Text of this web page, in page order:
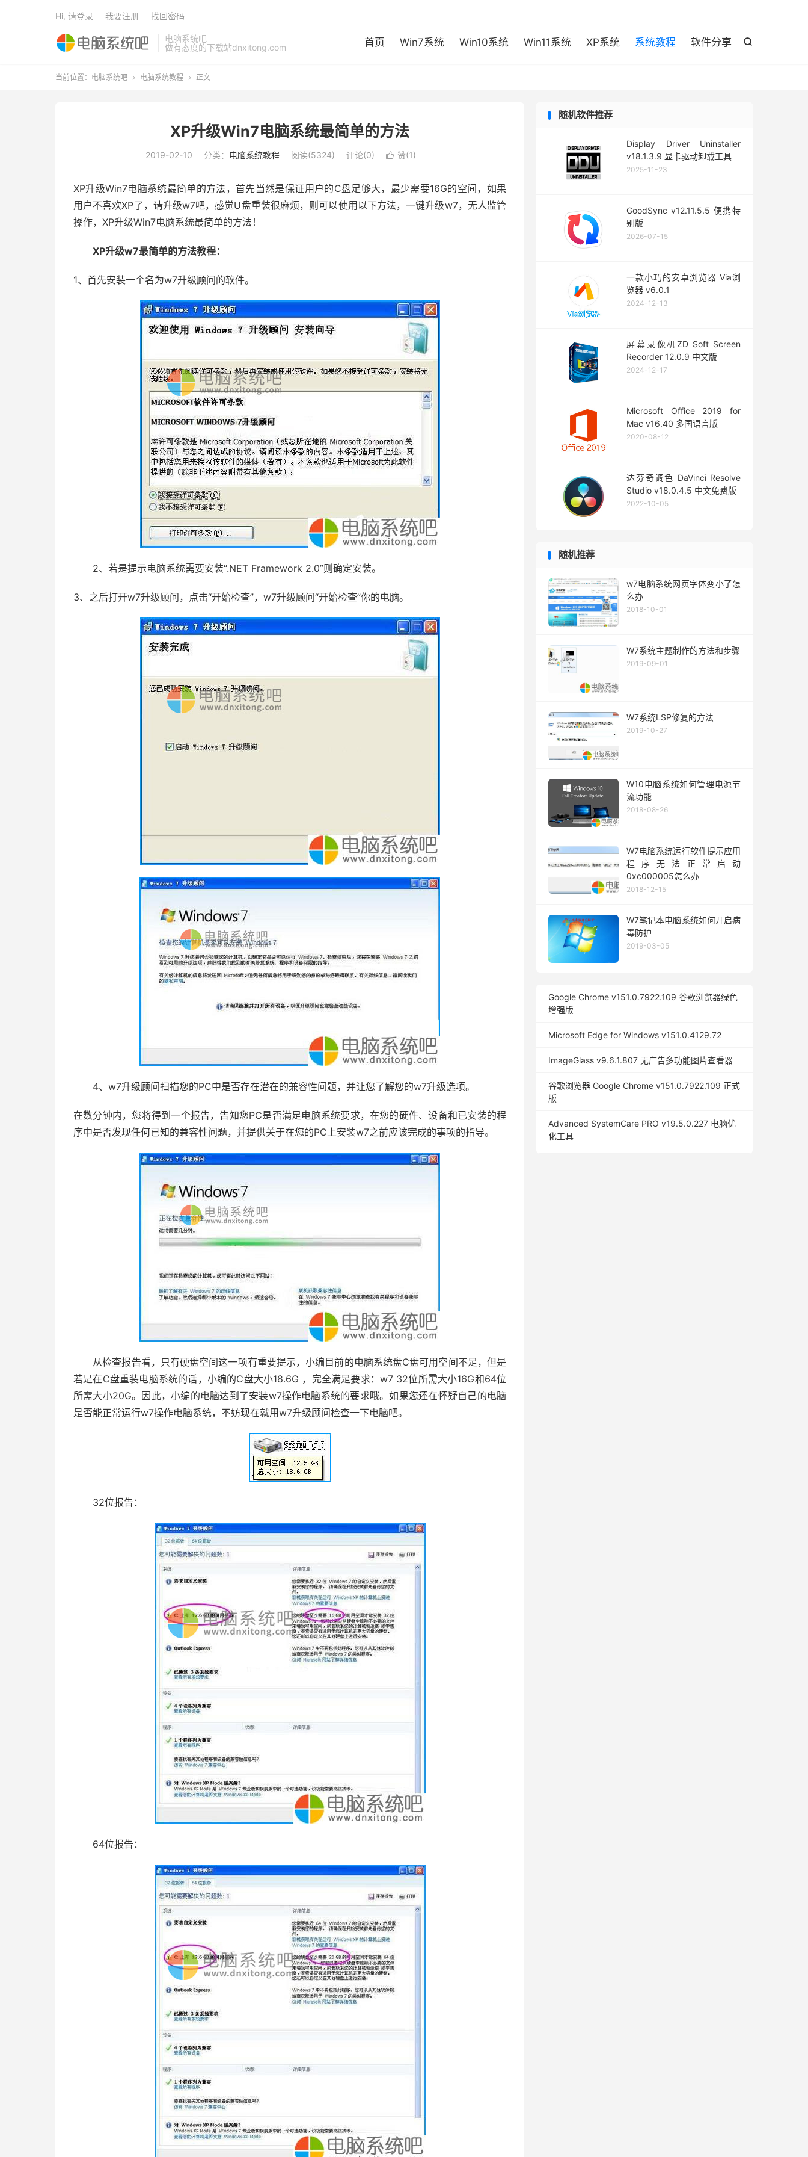
电脑系统吧
做有态度的下载站dnxitong.com

首页 Win7系统 Win10系统 Win11系统 XP系统 系统教程 软件分享
Hi, 请登录 我要注册 找回密码
当前位置： 电脑系统吧  电脑系统教程  正文
XP升级Win7电脑系统最简单的方法
2019-02-10 分类： 电脑系统教程 阅读(5324) 评论(0)  赞(1)
XP升级Win7电脑系统最简单的方法，首先当然是保证用户的C盘足够大，最少需要16G的空间，如果
用户不喜欢XP了，请升级w7吧，感觉U盘重装很麻烦，则可以使用以下方法，一键升级w7，无人监管
操作，XP升级Win7电脑系统最简单的方法！
XP升级w7最简单的方法教程：
1、首先安装一个名为w7升级顾问的软件。
2、若是提示电脑系统需要安装“.NET Framework 2.0”则确定安装。
3、之后打开w7升级顾问，点击“开始检查”，w7升级顾问“开始检查”你的电脑。
4、w7升级顾问扫描您的PC中是否存在潜在的兼容性问题，并让您了解您的w7升级选项。
在数分钟内，您将得到一个报告，告知您PC是否满足电脑系统要求，在您的硬件、设备和已安装的程
序中是否发现任何已知的兼容性问题，并提供关于在您的PC上安装w7之前应该完成的事项的指导。
从检查报告看，只有硬盘空间这一项有重要提示，小编目前的电脑系统盘C盘可用空间不足，但是
若是在C盘重装电脑系统的话，小编的C盘大小18.6G ，完全满足要求：w7 32位所需大小16G和64位
所需大小20G。因此，小编的电脑达到了安装w7操作电脑系统的要求哦。如果您还在怀疑自己的电脑
是否能正常运行w7操作电脑系统，不妨现在就用w7升级顾问检查一下电脑吧。
32位报告：
64位报告：
随机软件推荐
Display Driver Uninstaller
v18.1.3.9 显卡驱动卸载工具
2025-11-23
GoodSync v12.11.5.5 便携特
别版
2026-07-15
一款小巧的安卓浏览器 Via浏
览器 v6.0.1
2024-12-13
屏幕录像机ZD Soft Screen
Recorder 12.0.9 中文版
2024-12-17
Microsoft Office 2019 for
Mac v16.40 多国语言版
2020-08-12
达芬奇调色 DaVinci Resolve
Studio v18.0.4.5 中文免费版
2022-10-05
随机推荐
w7电脑系统网页字体变小了怎
么办
2018-10-01
W7系统主题制作的方法和步骤
2019-09-01
W7系统LSP修复的方法
2019-10-27
W10电脑系统如何管理电源节
流功能
2018-08-26
W7电脑系统运行软件提示应用
程序无法正常启动
0xc000005怎么办
2018-12-15
W7笔记本电脑系统如何开启病
毒防护
2019-03-05
Google Chrome v151.0.7922.109 谷歌浏览器绿色
增强版
Microsoft Edge for Windows v151.0.4129.72
ImageGlass v9.6.1.807 无广告多功能图片查看器
谷歌浏览器 Google Chrome v151.0.7922.109 正式
版
Advanced SystemCare PRO v19.5.0.227 电脑优
化工具